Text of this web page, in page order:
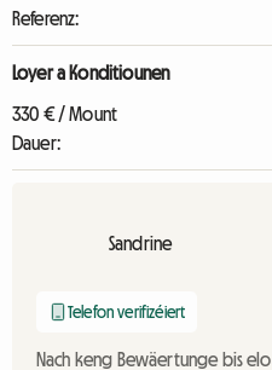
Referenz:
Loyer a Konditiounen
330 € / Mount
Dauer:
Sandrine
Telefon verifizéiert
Nach keng Bewäertunge bis elo